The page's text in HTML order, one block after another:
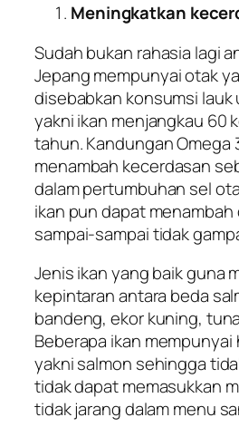
Meningkatkan
Sudah bukan rahasia lagi
Jepang mempunyai otak
disebabkan konsumsi lauk
yakni ikan menjangkau 60
tahun. Kandungan Omega
menambah kecerdasan
dalam pertumbuhan sel
ikan pun dapat menambah
sampai-sampai tidak
Jenis ikan yang baik guna
kepintaran antara beda
bandeng, ekor kuning,
Beberapa ikan mempunyai
yakni salmon sehingga
tidak dapat memasukkan
tidak jarang dalam menu